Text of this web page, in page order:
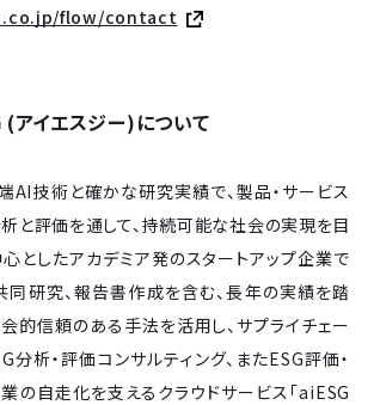
flow/contact
(アイエスジー)について
端AI技術と確かな研究実績で、製品・サービス
と評価を通して、持続可能な社会の実現を目
としたアカデミア発のスタートアップ企業で
同研究、報告書作成を含む、長年の実績を踏
的信頼のある手法を活用し、サプライチェー
分析・評価コンサルティング、またESG評価・
の自走化を支えるクラウドサービス「aiESG